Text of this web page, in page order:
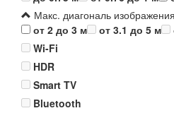
Макс. диагональ изображения
от 2 до 3 м
от 3.1 до 5 м
Wi-Fi
HDR
Smart TV
Bluetooth